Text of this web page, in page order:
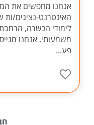
אנחנו מחפשים את
האינטרנט-נציגים/ות
לימודי הכשרה, הרחבת
משמעותי. אנחנו
פע...